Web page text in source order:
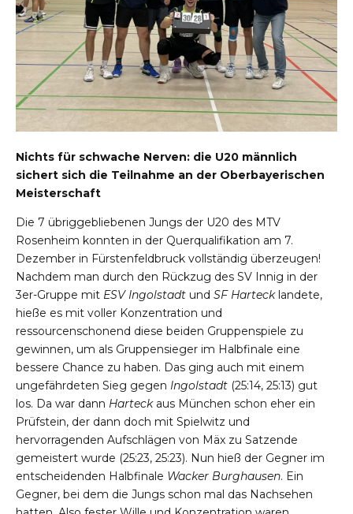
Nichts für schwache Nerven: die U20 männlich
sichert sich die Teilnahme an der Oberbayerischen
Meisterschaft
Die 7 übriggebliebenen Jungs der U20 des MTV
Rosenheim konnten in der Querqualifikation am 7.
Dezember in Fürstenfeldbruck vollständig überzeugen!
Nachdem man durch den Rückzug des SV Innig in der
3er-Gruppe mit ESV Ingolstadt und SF Hartecklandete,
hieße es mit voller Konzentration und
ressourcenschonend diese beiden Gruppenspiele zu
gewinnen, um als Gruppensieger im Halbfinale eine
bessere Chance zu haben. Das ging auch mit einem
ungefährdeten Sieg gegen Ingolstadt (25:14, 25:13) gut
los. Da war dann Harteckaus München schon eher ein
Prüfstein, der dann doch mit Spielwitz und
hervorragenden Aufschlägen von Mäx zu Satzende
gemeistert wurde (25:23, 25:23). Nun hieß der Gegner im
entscheidenden Halbfinale Wacker Burghausen. Ein
Gegner, bei dem die Jungs schon mal das Nachsehen